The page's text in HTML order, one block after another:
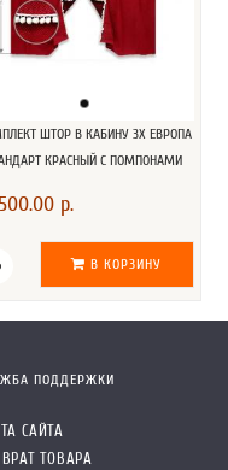
ШТОР В КАБИНУ 3Х ЕВРОПА
КРАСНЫЙ С ПОМПОНАМИ
р.
В КОРЗИНУ
ПОДДЕРЖКИ
САЙТА
ТОВАРА